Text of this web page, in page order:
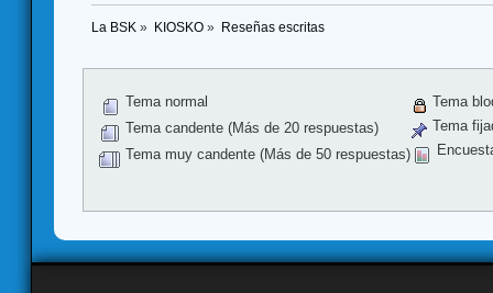
La BSK » KIOSKO» Reseñas escritas
Tema normal
Tema candente (Más de 20 respuestas)
Tema muy candente (Más de 50 respuestas)
Tema
Tema